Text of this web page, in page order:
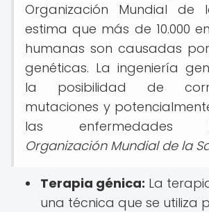
Organización Mundial de
estima que más de 10.000
humanas son causadas
genéticas. La ingeniería
la posibilidad de
mutaciones y
las enfermedades
Organización Mundial de la
Terapia génica: La
una técnica que se utiliza